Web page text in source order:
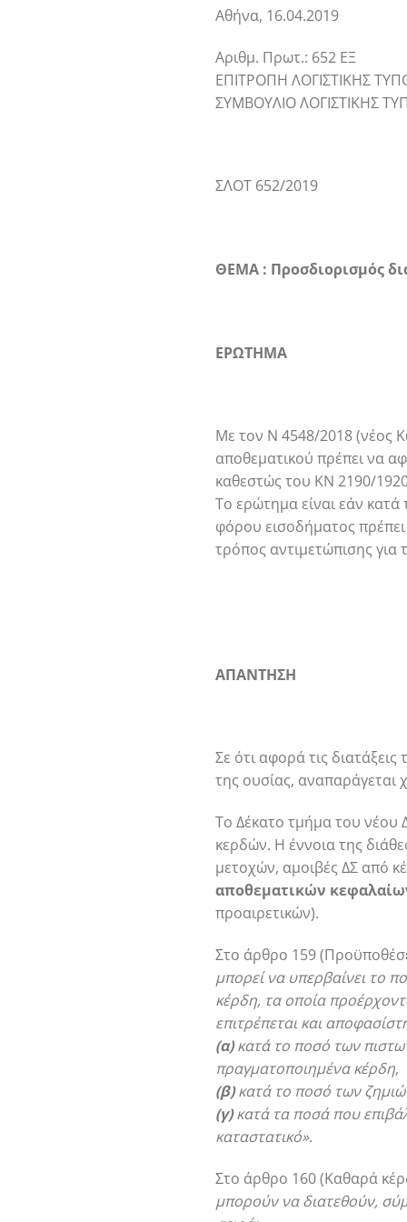
Αθήνα, 16.04.2019
Αριθμ. Πρωτ.: 652 ΕΞ
ΕΠΙΤΡΟΠΗ ΛΟΓΙΣΤΙΚΗΣ
ΣΥΜΒΟΥΛΙΟ ΛΟΓΙΣΤΙΚΗΣ
ΣΛΟΤ 652/2019
ΘΕΜΑ : Προσδιορισμός
ΕΡΩΤΗΜΑ
Με τον Ν 4548/2018 (νέος
αποθεματικού πρέπει να
καθεστώς του ΚΝ 2190/
Το ερώτημα είναι εάν
φόρου εισοδήματος
τρόπος αντιμετώπισης για
ΑΠΑΝΤΗΣΗ
Σε ότι αφορά τις
της ουσίας, αναπαράγεται
Το Δέκατο τμήμα του νέου
κερδών. Η έννοια της
μετοχών, αμοιβές ΔΣ από
αποθεματικών
προαιρετικών).
Στο άρθρο 159
μπορεί να υπερβαίνει το
κέρδη, τα οποία
επιτρέπεται και
(α)κατά το ποσό των
πραγματοποιημένα κέρδη,
(β)κατά το ποσό των
(γ)κατά τα ποσά που
καταστατικό».
Στο άρθρο 160 (Καθαρά
μπορούν να διατεθούν,